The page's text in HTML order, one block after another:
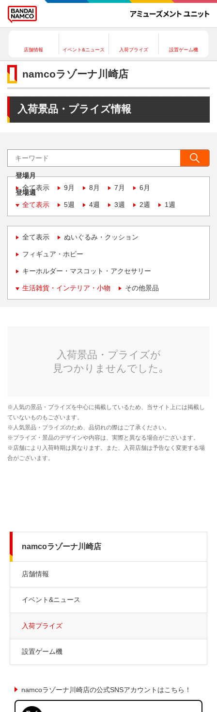
店舗情報 イベント&ニュース 入荷プライズ 設置ゲーム機
namcoラゾーナ川崎店
入荷景品・プライズ情報
登場月
全て表示
9月 8月 7月 6月
登場週
全て表示
5週 4週 3週 2週 1週
全て表示 ぬいぐるみ・クッション
フィギュア・ホビー
キーホルダー・マスコット・アクセサリー
生活雑貨・インテリア・小物 その他景品
namcoラゾーナ川崎店
店舗情報
イベント&ニュース
入荷プライズ
設置ゲーム機
namcoラゾーナ川崎店の公式SNSアカウントはこちら！